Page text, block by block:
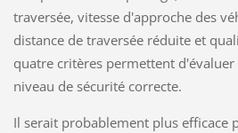
traversée, vitesse d'approche des
distance de traversée réduite et
quatre critères permettent d'évaluer
niveau de sécurité correcte.
Il serait probablement plus efficace